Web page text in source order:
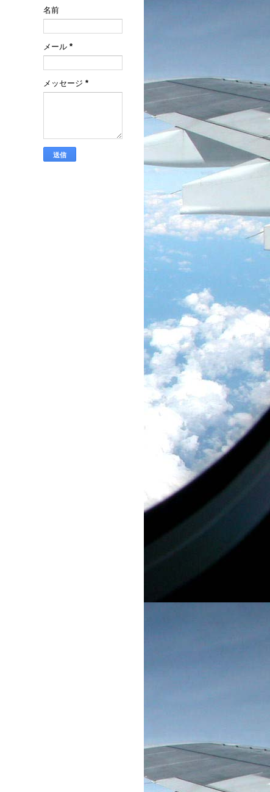
名前
メール *
メッセージ *